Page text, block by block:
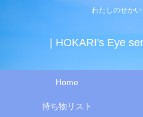
わたしのせか
| HOKARI's Eye
Home
持ち物リスト